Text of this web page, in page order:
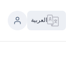
العربية